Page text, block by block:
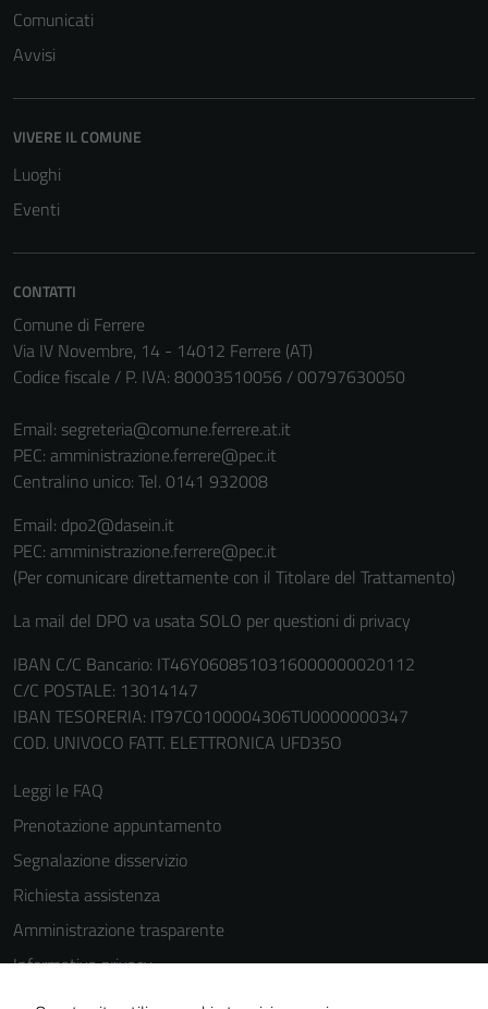
Comunicati
Avvisi
VIVERE IL COMUNE
Luoghi
Eventi
CONTATTI
Comune di Ferrere
Via IV Novembre, 14 - 14012 Ferrere (AT)
Codice fiscale / P. IVA: 80003510056 / 00797630050
Email: segreteria@comune.ferrere.at.it
PEC: amministrazione.ferrere@pec.it
Centralino unico: Tel. 0141 932008
Email: dpo2@dasein.it
PEC: amministrazione.ferrere@pec.it
(Per comunicare direttamente con il Titolare del Trattamento)
La mail del DPO va usata SOLO per questioni di privacy
IBAN C/C Bancario: IT46Y0608510316000000020112
C/C POSTALE: 13014147
IBAN TESORERIA: IT97C0100004306TU0000000347
COD. UNIVOCO FATT. ELETTRONICA UFD35O
Leggi le FAQ
Prenotazione appuntamento
Segnalazione disservizio
Richiesta assistenza
Amministrazione trasparente
Informativa privacy
Cookie Policy